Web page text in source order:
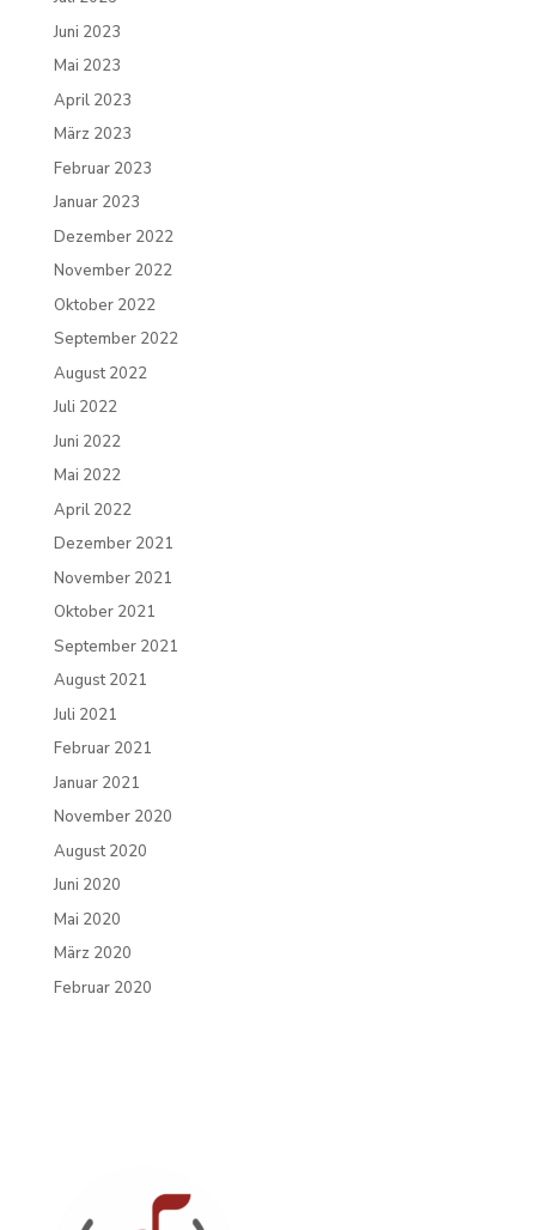
Juni 2023
Mai 2023
April 2023
März 2023
Februar 2023
Januar 2023
Dezember 2022
November 2022
Oktober 2022
September 2022
August 2022
Juli 2022
Juni 2022
Mai 2022
April 2022
Dezember 2021
November 2021
Oktober 2021
September 2021
August 2021
Juli 2021
Februar 2021
Januar 2021
November 2020
August 2020
Juni 2020
Mai 2020
März 2020
Februar 2020